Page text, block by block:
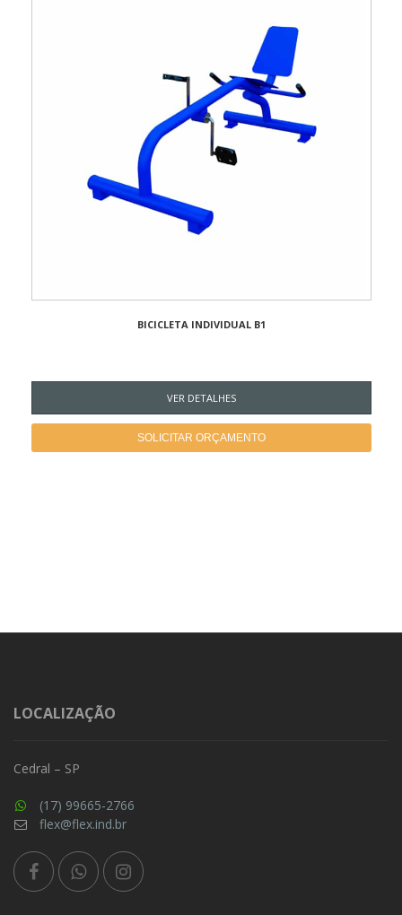
BICICLETA INDIVIDUAL B1
VER DETALHES
SOLICITAR ORÇAMENTO
LOCALIZAÇÃO
Cedral – SP
(17) 99665-2766
flex@flex.ind.br